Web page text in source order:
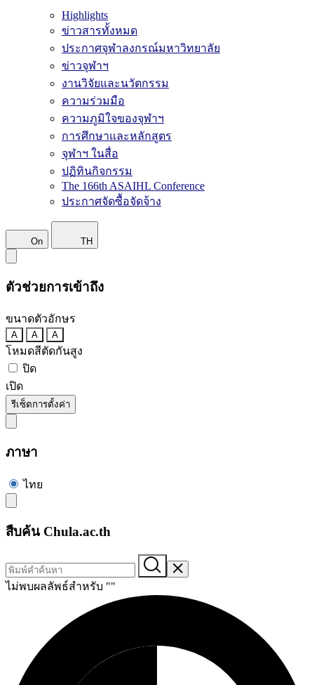
Highlights
ข่าวสารทั้งหมด
ประกาศจุฬาลงกรณ์มหาวิทยาลัย
ข่าวจุฬาฯ
งานวิจัยและนวัตกรรม
ความร่วมมือ
ความภูมิใจของจุฬาฯ
การศึกษาและหลักสูตร
จุฬาฯ ในสื่อ
ปฏิทินกิจกรรม
The 166th ASAIHL Conference
ประกาศจัดซื้อจัดจ้าง
On TH
ตัวช่วยการเข้าถึง
ขนาดตัวอักษร
A A A
โหมดสีตัดกันสูง
ปิด
เปิด
รีเซ็ตการตั้งค่า
ภาษา
ไทย
สืบค้น Chula.ac.th
ไม่พบผลลัพธ์สำหรับ ""